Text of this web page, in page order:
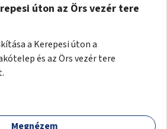
úton az Örs vezér tere
a Kerepesi úton a
és az Örs vezér tere
Megnézem